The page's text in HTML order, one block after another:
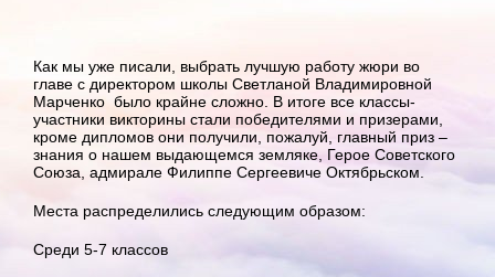
Как мы уже писали, выбрать лучшую работу жюри во
главе с директором школы Светланой Владимировной
Марченко было крайне сложно. В итоге все классы-
участники викторины стали победителями и призерами,
кроме дипломов они получили, пожалуй, главный приз –
знания о нашем выдающемся земляке, Герое Советского
Союза, адмирале Филиппе Сергеевиче Октябрьском.
Места распределились следующим образом:
Среди 5-7 классов